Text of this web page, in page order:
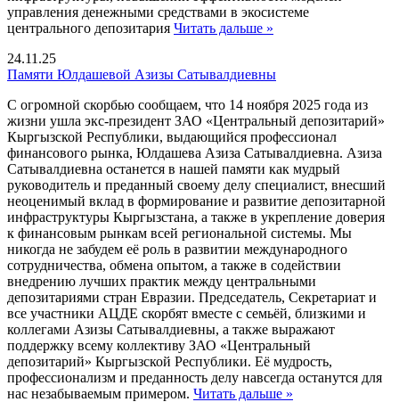
управления денежными средствами в экосистеме
центрального депозитария Читать дальше »
24.11.25
Памяти Юлдашевой Азизы Сатывалдиевны
С огромной скорбью сообщаем, что 14 ноября 2025 года из
жизни ушла экс-президент ЗАО «Центральный депозитарий»
Кыргызской Республики, выдающийся профессионал
финансового рынка, Юлдашева Азиза Сатывалдиевна. Азиза
Сатывалдиевна останется в нашей памяти как мудрый
руководитель и преданный своему делу специалист, внесший
неоценимый вклад в формирование и развитие депозитарной
инфраструктуры Кыргызстана, а также в укрепление доверия
к финансовым рынкам всей региональной системы. Мы
никогда не забудем её роль в развитии международного
сотрудничества, обмена опытом, а также в содействии
внедрению лучших практик между центральными
депозитариями стран Евразии. Председатель, Секретариат и
все участники АЦДЕ скорбят вместе с семьёй, близкими и
коллегами Азизы Сатывалдиевны, а также выражают
поддержку всему коллективу ЗАО «Центральный
депозитарий» Кыргызской Республики. Её мудрость,
профессионализм и преданность делу навсегда останутся для
нас незабываемым примером. Читать дальше »